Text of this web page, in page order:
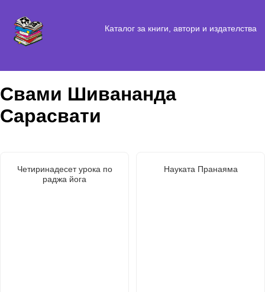
Каталог за книги, автори и издателства
Свами Шивананда
Сарасвати
Четиринадесет урока по
раджа йога
Науката Пранаяма